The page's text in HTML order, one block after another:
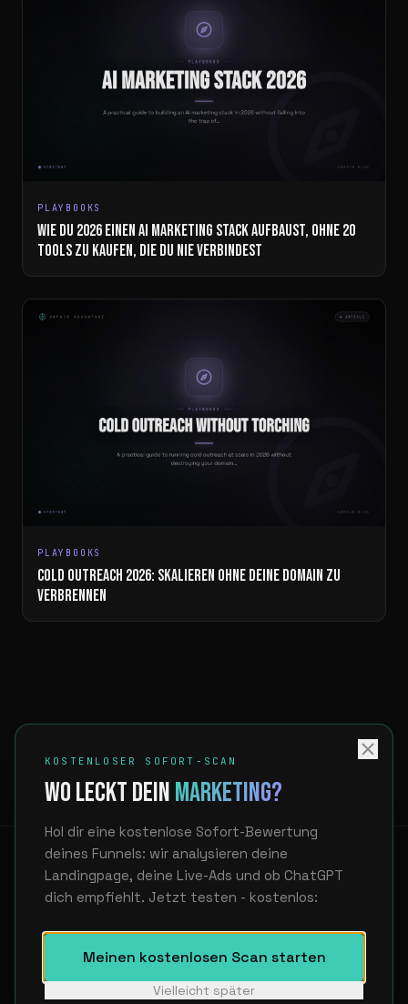
PLAYBOOKS
WIE DU 2026 EINEN AI MARKETING STACK AUFBAUST, OHNE 20
TOOLS ZU KAUFEN, DIE DU NIE VERBINDEST
PLAYBOOKS
COLD OUTREACH 2026: SKALIEREN OHNE DEINE DOMAIN ZU
VERBRENNEN
KOSTENLOSER SOFORT-SCAN
WO LECKT DEINMARKETING?
Hol dir eine kostenlose Sofort-Bewertung
deines Funnels: wir analysieren deine
Landingpage, deine Live-Ads und ob ChatGPT
dich empfiehlt. Jetzt testen - kostenlos:
Meinen kostenlosen Scan starten
Vielleicht später
LinkedIn hello@unfair.atShowcaseÜber unsFAQDatenschutz
WIR FINDEN, WO DEIN MARKETING LECKT. DANN BAUEN WIR DIE